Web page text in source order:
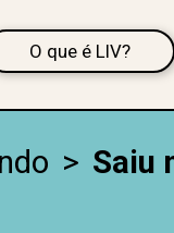
O que é LIV?
> Saiu